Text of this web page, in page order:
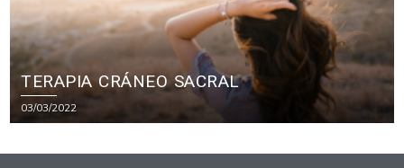
TERAPIA CRÁNEO SACRAL
03/03/2022